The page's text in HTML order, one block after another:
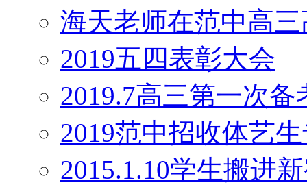
海天老师在范中高
2019五四表彰大会
2019.7高三第一次备
2019范中招收体艺
2015.1.10学生搬进